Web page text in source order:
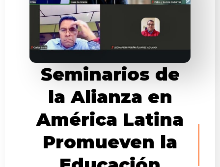
Seminarios de
la Alianza en
América Latina
Promueven la